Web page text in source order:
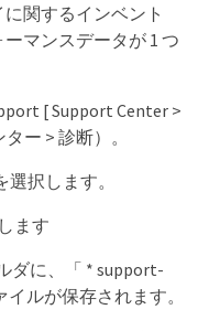
関するインベント
マンスデータが 1 つ
[ Support Center >
ー > 診断）。
択します。
ます
ダに、「 * support-
ルが保存されます。